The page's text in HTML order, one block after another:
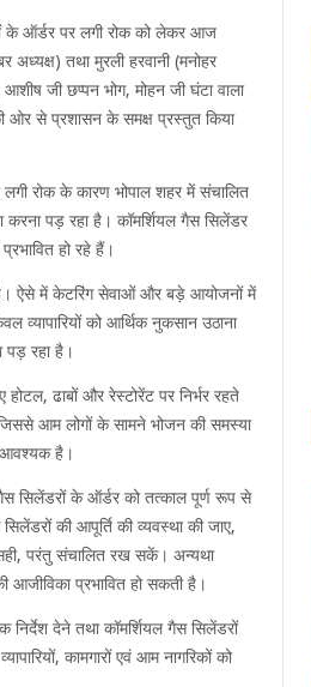
के ऑर्डर पर लगी रोक को लेकर आज
तथा मुरली हरवानी (मनोहर
जी छप्पन भोग, मोहन जी घंटा वाला
की ओर से प्रशासन के समक्ष प्रस्तुत किया
रोक के कारण भोपाल शहर में संचालित
करना पड़ रहा है। कॉमर्शियल गैस सिलेंडर
हो रहे हैं।
है। ऐसे में केटरिंग सेवाओं और बड़े आयोजनों में
व्यापारियों को आर्थिक नुकसान उठाना
पड़ रहा है।
ढाबों और रेस्टोरेंट पर निर्भर रहते
जिससे आम लोगों के सामने भोजन की समस्या
आवश्यक है।
सिलेंडरों के ऑर्डर को तत्काल पूर्ण रूप से
की आपूर्ति की व्यवस्था की जाए,
सही, परंतु संचालित रख सकें। अन्यथा
आजीविका प्रभावित हो सकती है।
निर्देश देने तथा कॉमर्शियल गैस सिलेंडरों
कामगारों एवं आम नागरिकों को